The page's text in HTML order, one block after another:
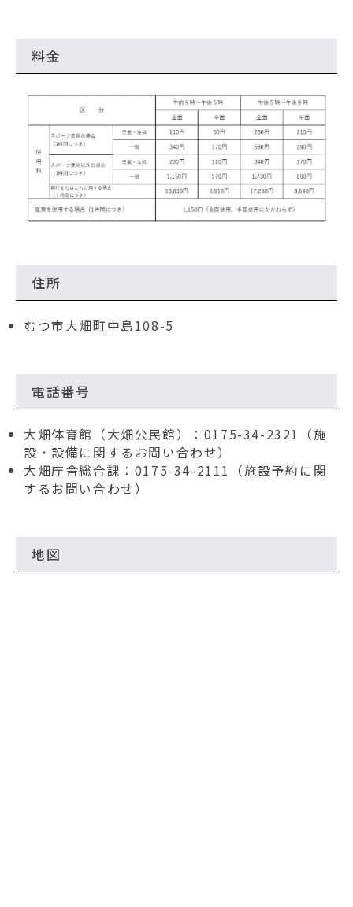
料金
住所
むつ市大畑町中島108-5
電話番号
大畑体育館（大畑公民館）：0175-34-2321（施
設・設備に関するお問い合わせ）
大畑庁舎総合課：0175-34-2111（施設予約に関
するお問い合わせ）
地図